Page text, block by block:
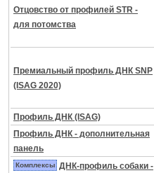
Отцовство от профилей STR -
для потомства
Премиальный профиль ДНК SNP
(ISAG 2020)
Профиль ДНК (ISAG)
Профиль ДНК - дополнительная
панель
Комплексы ДНК-профиль собаки -